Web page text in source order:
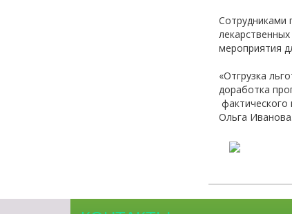
Сотрудниками
мероприятия
«Отгрузка
доработка
фактического
Ольга Иванова.